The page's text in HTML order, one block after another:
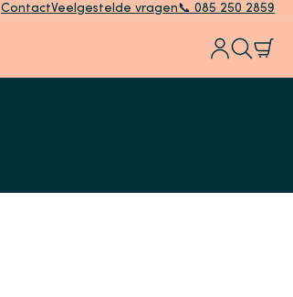
ContactVeelgestelde vragen📞 085 250 2859